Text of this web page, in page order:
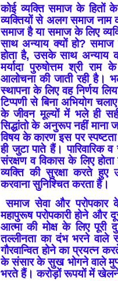
कोई व्यक्ति समाज के हितों
व्यक्तियों से अलग समाज नाम
समाज है या समाज के लिए
साथ अन्याय क्यों हो?
होता है, उसके साथ अन्याय
मर्यादा पुरुषोत्तम श्री राम
आलोचना की जाती रही है।
स्थापना के लिए वह निर्णय
टिप्पणी से बिना अभियोग
के जीवन मूल्यों में भले ही
सिद्धांतो के अनुरूप नहीं
विषय के कारण इस पर
ही जुटा पाते हैं। पारिवारिक
संरक्षण व विकास के लिए
व्यक्ति की सुरक्षा करते
करवाना सुनिश्चित करता है।
समाज सेवा और परोपकार
महापुरूष परोपकारी होने
आत्मा की मोक्ष के लिए पूरी
तल्लीनता का दंभ भरने वाले
गौरवान्वित होने का प्रयत्न
के संसार के सुख भोगने वाले
भरते हैं। करोड़ों रूपयों में